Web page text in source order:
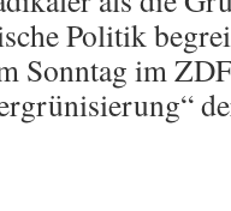
Politik
Sonntag im